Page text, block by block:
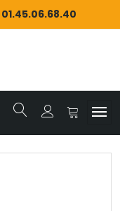
01.45.06.68.40